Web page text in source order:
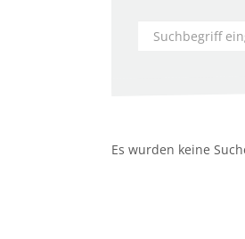
Es wurden keine